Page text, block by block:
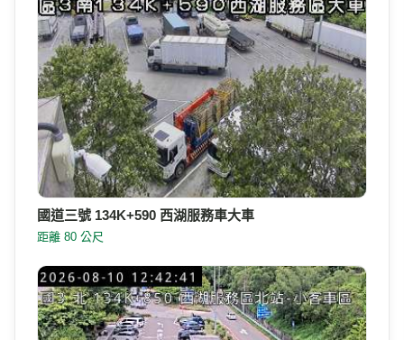
國道三號 134K+590 西湖服務車大車
距離 80 公尺